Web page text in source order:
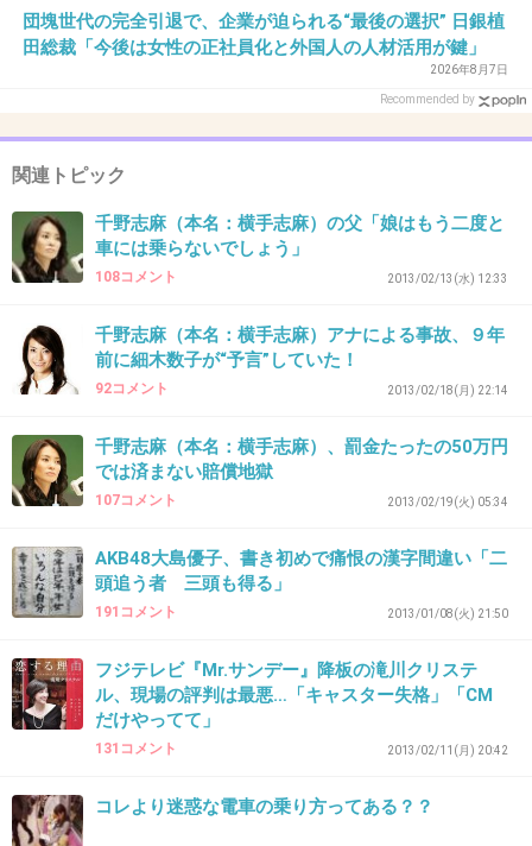
28. 匿名2013/01/11(金) 15:52:05
そりゃあ今ご近所に聞いて回ったらちょっとし
るでしょ
-14
29. 匿名 2013/01/11(金) 15:52:20
まあ週刊誌の内容を鵜呑みにするのはよくない
よね
2013/01/11(金) 15:52:31
よくあるパターンのバッシングだが、事実か。
団塊世代の完全引退で、企業が迫られる“最後の選択” 日銀植
田総裁「今後は女性の正社員化と外国人の人材活用が鍵」
2026年8月7日
Recommended by
関連トピック
千野志麻（本名：横手志麻）の父「娘はもう二度と
車には乗らないでしょう」
108コメント 2013/02/13(水) 12:33
千野志麻（本名：横手志麻）アナによる事故、９年
前に細木数子が“予言”していた！
92コメント 2013/02/18(月) 22:14
千野志麻（本名：横手志麻）、罰金たったの50万円
では済まない賠償地獄
107コメント 2013/02/19(火) 05:34
AKB48大島優子、書き初めで痛恨の漢字間違い「二
頭追う者 三頭も得る」
191コメント 2013/01/08(火) 21:50
フジテレビ『Mr.サンデー』降板の滝川クリステ
ル、現場の評判は最悪…「キャスター失格」「CM
だけやってて」
131コメント 2013/02/11(月) 20:42
コレより迷惑な電車の乗り方ってある？？